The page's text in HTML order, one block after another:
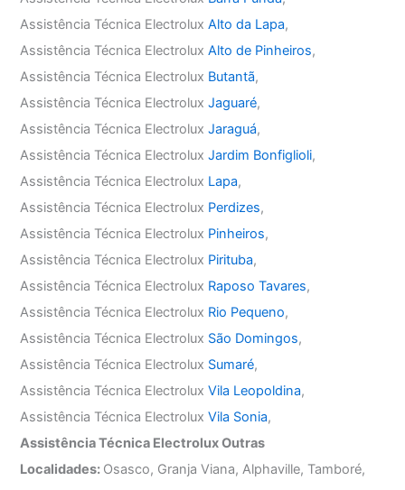
Assistência Técnica ElectroluxAlto da Lapa,
Assistência Técnica ElectroluxAlto de Pinheiros,
Assistência Técnica Electrolux Butantã,
Assistência Técnica ElectroluxJaguaré,
Assistência Técnica ElectroluxJaraguá,
Assistência Técnica ElectroluxJardim Bonfiglioli,
Assistência Técnica Electrolux Lapa,
Assistência Técnica Electrolux Perdizes,
Assistência Técnica Electrolux Pinheiros,
Assistência Técnica Electrolux Pirituba,
Assistência Técnica Electrolux Raposo Tavares,
Assistência Técnica Electrolux Rio Pequeno,
Assistência Técnica Electrolux São Domingos,
Assistência Técnica Electrolux Sumaré,
Assistência Técnica ElectroluxVila Leopoldina,
Assistência Técnica ElectroluxVila Sonia,
Assistência Técnica Electrolux Outras
Localidades: Osasco, Granja Viana, Alphaville, Tamboré,